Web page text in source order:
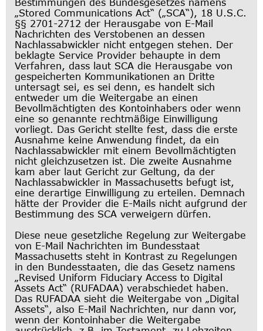
„Stored Communications Act“ („SCA“), 18 U.S.C.
§§ 2701-2712 der Herausgabe von E-Mail
Nachrichten des Verstobenen an dessen
Nachlassabwickler nicht entgegen stehen. Der
beklagte Service Provider behaupte in dem
Verfahren, dass laut SCA die Herausgabe von
gespeicherten Kommunikationen an Dritte
untersagt sei, es sei denn, es handelt sich
entweder um die Weitergabe an einen
Bevollmächtigten des Kontoinhabers oder wenn
eine so genannte rechtmäßige Einwilligung
vorliegt. Das Gericht stellte fest, dass die erste
Ausnahme keine Anwendung findet, da ein
Nachlassabwickler mit einem Bevollmächtigten
nicht gleichzusetzen ist. Die zweite Ausnahme
kam aber laut Gericht zur Geltung, da der
Nachlassabwickler in Massachusetts befugt ist,
eine derartige Einwilligung zu erteilen. Demnach
hätte der Provider die E-Mails nicht aufgrund der
Bestimmung des SCA verweigern dürfen.
Diese neue gesetzliche Regelung zur Weitergabe
von E-Mail Nachrichten im Bundesstaat
Massachusetts steht in Kontrast zu Regelungen
in den Bundesstaaten, die das Gesetz namens
„Revised Uniform Fiduciary Access to Digital
Assets Act“ (RUFADAA) verabschiedet haben.
Das RUFADAA sieht die Weitergabe von „Digital
Assets“, also E-Mail Nachrichten, nur dann vor,
wenn der Kontoinhaber die Weitergabe